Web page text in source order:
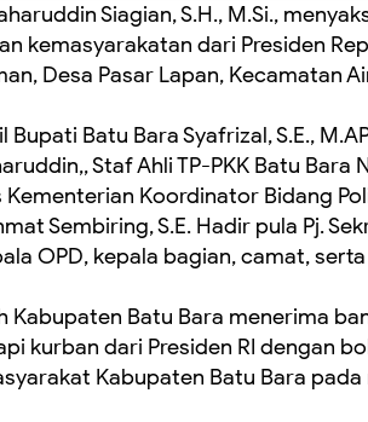
Siagian, S.H., M.Si.,
kemasyarakatan dari Presiden
Desa Pasar Lapan, Kecamatan
Batu Bara Syafrizal, S.E.,
Staf Ahli TP-PKK Batu Bara
Koordinator Bidang
Sembiring, S.E. Hadir pula Pj.
OPD, kepala bagian, camat,
Batu Bara menerima
kurban dari Presiden RI dengan
Kabupaten Batu Bara